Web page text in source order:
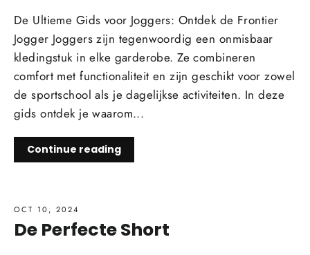
De Ultieme Gids voor Joggers: Ontdek de Frontier
Jogger Joggers zijn tegenwoordig een onmisbaar
kledingstuk in elke garderobe. Ze combineren
comfort met functionaliteit en zijn geschikt voor zowel
de sportschool als je dagelijkse activiteiten. In deze
gids ontdek je waarom...
Continue reading
OCT 10, 2024
De Perfecte Short